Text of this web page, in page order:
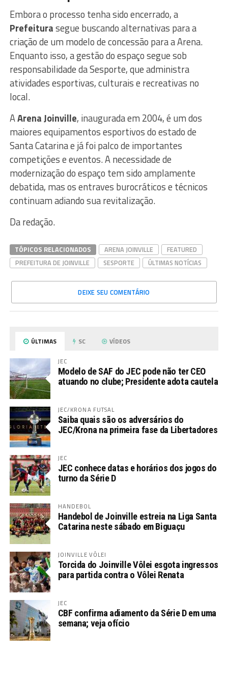
Embora o processo tenha sido encerrado, a
Prefeiturasegue buscando alternativas para a
criação de um modelo de concessão para a Arena.
Enquanto isso, a gestão do espaço segue sob
responsabilidade da Sesporte, que administra
atividades esportivas, culturais e recreativas no
local.
AArena Joinville, inaugurada em 2004, é um dos
maiores equipamentos esportivos do estado de
Santa Catarina e já foi palco de importantes
competições e eventos. A necessidade de
modernização do espaço tem sido amplamente
debatida, mas os entraves burocráticos e técnicos
continuam adiando sua revitalização.
Da redação.
TÓPICOS RELACIONADOS ARENA JOINVILLE
FEATURED
PREFEITURA DE JOINVILLE
SESPORTE ÚLTIMAS NOTÍCIAS
DEIXE SEU COMENTÁRIO
ÚLTIMAS SC VÍDEOS
JEC
Modelo de SAF do JEC pode não ter CEO
atuando no clube; Presidente adota cautela
JEC/KRONA FUTSAL
Saiba quais são os adversários do
JEC/Krona na primeira fase da Libertadores
JEC
JEC conhece datas e horários dos jogos do
turno da Série D
HANDEBOL
Handebol de Joinville estreia na Liga Santa
Catarina neste sábado em Biguaçu
JOINVILLE VÔLEI
Torcida do Joinville Vôlei esgota ingressos
para partida contra o Vôlei Renata
JEC
CBF confirma adiamento da Série D em uma
semana; veja ofício